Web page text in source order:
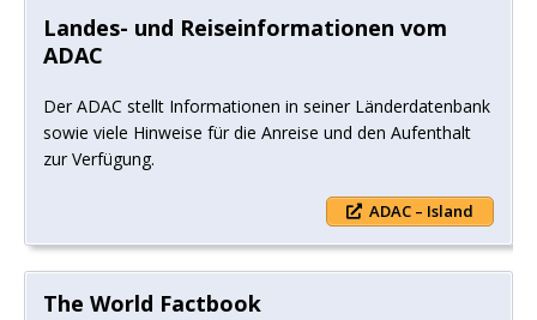
Landes- und Reiseinformationen vom
ADAC
Der ADAC stellt Informationen in seiner Länderdatenbank
sowie viele Hinweise für die Anreise und den Aufenthalt
zur Verfügung.
ADAC – Island
The World Factbook